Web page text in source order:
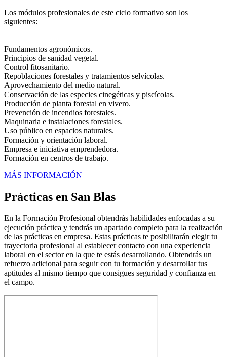
Los módulos profesionales de este ciclo formativo son los
siguientes:
Fundamentos agronómicos.
Principios de sanidad vegetal.
Control fitosanitario.
Repoblaciones forestales y tratamientos selvícolas.
Aprovechamiento del medio natural.
Conservación de las especies cinegéticas y piscícolas.
Producción de planta forestal en vivero.
Prevención de incendios forestales.
Maquinaria e instalaciones forestales.
Uso público en espacios naturales.
Formación y orientación laboral.
Empresa e iniciativa emprendedora.
Formación en centros de trabajo.
MÁS INFORMACIÓN
Prácticas en San Blas
En la Formación Profesional obtendrás habilidades enfocadas a su
ejecución práctica y tendrás un apartado completo para la realización
de las prácticas en empresa. Estas prácticas te posibilitarán elegir tu
trayectoria profesional al establecer contacto con una experiencia
laboral en el sector en la que te estás desarrollando. Obtendrás un
refuerzo adicional para seguir con tu formación y desarrollar tus
aptitudes al mismo tiempo que consigues seguridad y confianza en
el campo.